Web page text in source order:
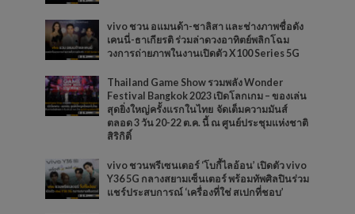
vivo ชวน อแมนด้า-ชาลิสา และช่างภาพชื่อดัง
เคนนี่-ธาเกียรติ ร่วมล่าดวงอาทิตย์พลิกโฉม
วงการถ่ายภาพในงานเปิดตัว X100 Series 5G
Thailand Game Show รวมพลัง Wonder
Festival Bangkok 2023 เปิดโลกเกม – ของเล่น
สุดยิ่งใหญ่ครั้งแรกในไทย จัดเต็มความมันส์
ตลอด 3 วัน 20-22 ต.ค. นี้ ณ ศูนย์ประชุมแห่งชาติ
สิริกิติ์
vivo ชวนพรีเซนเตอร์ ‘โบกี้ไลอ้อน’ เปิดตัว vivo
Y36 5G กลางสยามเซ็นเตอร์ พร้อมทัพศิลปินร่วม
แชร์ประสบการณ์ ‘เครื่องที่ใช่ สเปกที่ชอบ’